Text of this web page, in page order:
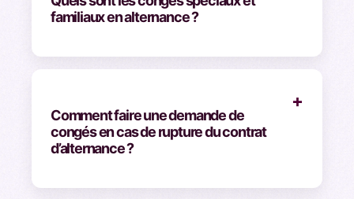
familiaux en alternance ?
Comment faire une demande de
congés en cas de rupture du contrat
d’alternance ?
+